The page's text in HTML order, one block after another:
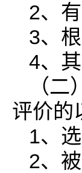
2、
3、
4、
（
评价的
1、
2、